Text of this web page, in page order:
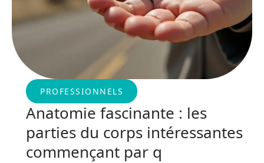
PROFESSIONNELS
Anatomie fascinante : les
parties du corps intéressantes
commençant par q